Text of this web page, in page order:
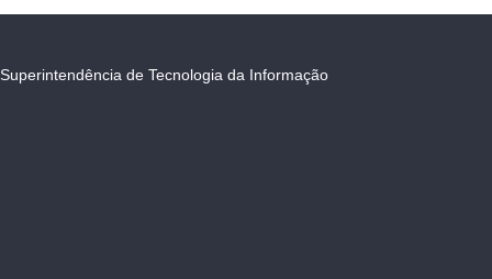
Superintendência de Tecnologia da Informação